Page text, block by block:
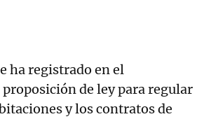
ha registrado en el
de ley para regular
y los contratos de